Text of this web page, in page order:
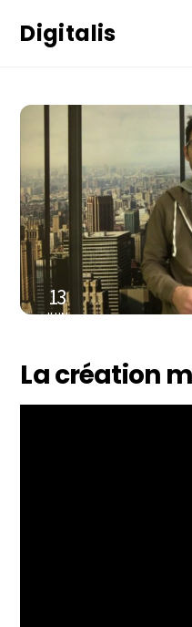
Digitalis
13
JUIN
La création